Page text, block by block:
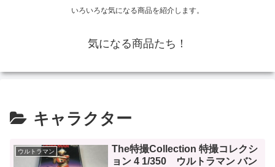
いろいろな気になる商品を紹介します。
気になる商品たち！
キャラクター
ウルトラマン
The特撮Collection 特撮コレクシ
ョン 4 1/350 ウルトラマン バン